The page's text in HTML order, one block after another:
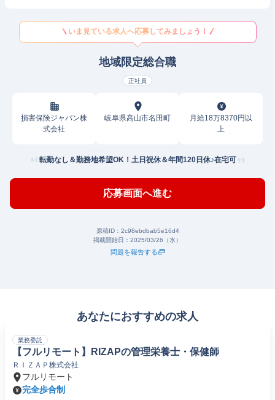
いま見ている求人へ応募してみましょう！
地域限定総合職
正社員
損害保険ジャパン株
式会社
岐阜県高山市名田町
月給18万8370円以
上
転勤なし＆勤務地希望OK！土日祝休＆年間120日休♪在宅可
応募画面へ進む
原稿ID： 2c98ebdbab5e16d4
掲載開始日： 2025/03/26（水）
問題を報告する
あなたにおすすめの求人
業務委託
【フルリモート】RIZAPの管理栄養士・保健師
ＲＩＺＡＰ株式会社
フルリモート
完全歩合制